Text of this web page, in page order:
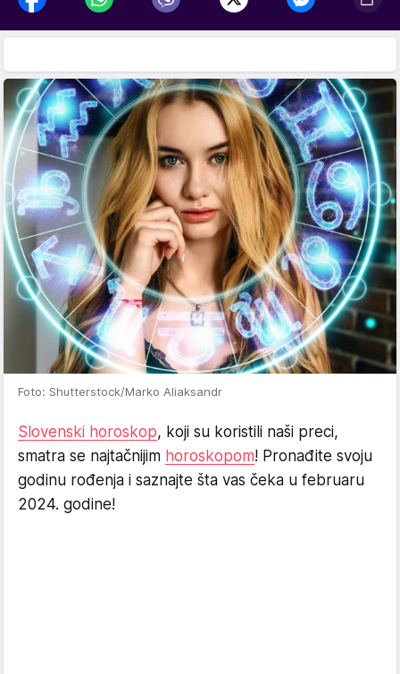
Foto: Shutterstock/Marko Aliaksandr
Slovenski horoskop, koji su koristili naši preci,
smatra se najtačnijim horoskopom! Pronađite svoju
godinu rođenja i saznajte šta vas čeka u februaru
2024. godine!